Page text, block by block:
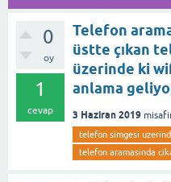
0
oy
1
cevap
Telefon
üstte çıkan
üzerinde ki
anlama
3 Haziran 2019
telefon simgesi
telefon aramasinda